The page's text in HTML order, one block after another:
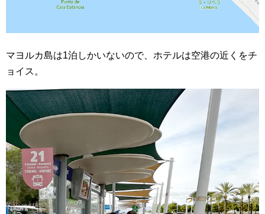
マヨルカ島は1泊しかいないので、ホテルは空港の近くをチ
ョイス。